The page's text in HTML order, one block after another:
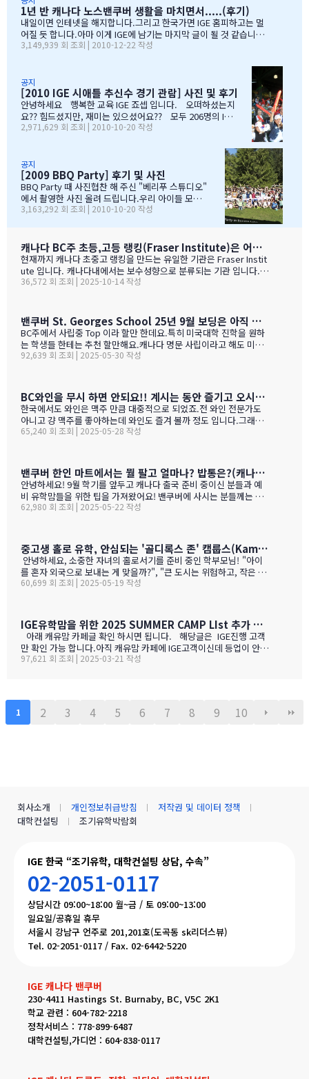
CHOOL 부서에 김미정선생님, 박숙희 선생님 그리고 코퀴틀람 사
무실에 김의정팀장님, 김예경님 진심을 감사드립니다. 마지막으
로 요번 행사를 진행해주신 전준성 본부장님께 감사드리며, 이벤트
까지 준비해주신 본부장님 수고많으셨습니다. " 스키 이벤트" 꼭
들은 댓글로 남겨주시면, 카톡 혹은 메일로 보내드리겠습니다. 감
사합니다.…
1년 반 캐나다 노스밴쿠버 생활을 마치면서.....(후기)
내일이면 인테넷을 해지합니다.그리고 한국가면 IGE 홈피하고는 멀
어질 듯 합니다.아마 이게 IGE에 남기는 마지막 글이 될 것 같습니다
1년 반동안의 시간...저희 아이들에게 너무 소중한 시간이였습니다.
선택이였는데......추천 받은 세 군 데 중에서 선택한 IGE.....서비스
마인드가 확실하고 고객을 끝까지 책임질 줄 아는 회사였습니다.한
국 학생이 적은 웨스트 벤쿠버. 그리고 정 사장님이 추천해주신 caulf
eild.....최고의 선택이였습니다. 아이들은 지난 주 부터 계속 farew
ell party입니다.지난 주에 큰애는 6학년 남자 애들 모두 모여서 이번
에 떠나는 한국 아이 2명을 위한 피자파티에 참석하였고 이번 주는 6
학년 아이들끼리 노벤에 있는 레이저텍에서 번개 모임을 하고 놀다가
왔습니다.둘째는 친했던 친구들 집에 초대를 받아서 4명의 친구와 돌
아가면서 sleep over하느라 집에 들어오질 않습니…
3,149,939 회 조회 | 2010-12-22 작성
공지
[2010 IGE 시애틀 추신수 경기 관람] 사진 및 후기
안녕하세요 행복한 교육 IGE 죠셉 입니다. 오떠하셨는지
요?? 힘드셨지만, 재미는 있으셨어요?? 모두 206명의 IGE
가족분들이 참석하셨으며, 무사히 이벤트 마무리되었습니
습니다. 감사합니다...꾸벅!!! 이른 아침부터 준비하시고,
국경에서 장작 3시간동안 시간이 걸리셨고....오마이갓~!!!
그래두 미국땅은 밟아보았죠~~추신수도 보고~~야구경기도
보고~~~따뜻한 햇빛아래에서 시원한 맥주도....ㅋㅋㅋ ^^
아버님/어머님들의 여유스러운 모습에 저 또한 신나드라고
요~~~응원도 힘차게 하며...단지 추신수 선수가 뒷 돌아보지
않아서 아쉬웠지만...........( 쫌~~ 뒤를 돌아보고 손 한번 흔
떠나면 고생이죠??? ㅋㅋㅋㅋㅋㅋ …
2,971,629 회 조회 | 2010-10-20 작성
공지
[2009 BBQ Party] 후기 및 사진
BBQ Party 때 사진협찬 해 주신 "베리푸 스튜디오"
에서 촬영한 사진 올려 드립니다.우리 아이들 모
습 잘 찾아 보세요..혹시나 빠진 가족이 있더라도 용
3,163,292 회 조회 | 2010-10-20 작성
캐나다 BC주 초등,고등 랭킹(Fraser Institute)은 어떻게 만들어 지나 ?
현재까지 캐나다 초중고 랭킹을 만드는 유일한 기관은 Fraser Instit
ute 입니다. 캐나다내에서는 보수성향으로 분류되는 기관 입니다.
하여간일반적으로 학교 랭킹 하면 학교의 성적 그러니까 표준 시험결
고등학교의 경우 (9개 지표):평균 시험 점수 (Average exam mark)
졸업률 (Diploma completion rate)학생당 이수 과목 수 (Courses
taken per student)진급 지연율 (Delayed advancement rate)
시험 낙제율 (Percentage of exams failed)학교 vs 시험 점수 차
이 (School vs. exam mark difference) 7-9. 성별 격차 지표 3개
36,572 회 조회 | 2025-10-14 작성
밴쿠버 St. Georges School 25년 9월 보딩은 아직 자리가 있다고 하네요.
BC주에서 사립중 Top 이라 할만 한데요.특히 미국대학 진학을 원하
는 학생들 한테는 추천 할만해요.캐나다 명문 사립이라고 해도 미국
대학 진학은 그저그런 학교도 많거던요.이학교가 하여간 학비+보딩
ent TuitionCanadian Students$73,500American / Mexican / or
Non-Resident Canadian Students$84,000International Stude
nts$99,500
92,639 회 조회 | 2025-05-30 작성
BC와인을 무시 하면 안되요!! 계시는 동안 즐기고 오시기를 바랍니다. (밴쿠버에서 소주는 얼마?)
한국에서도 와인은 맥주 만큼 대중적으로 되었죠.전 와인 전문가도
아니고 걍 맥주를 좋아하는데 와인도 즐겨 볼까 정도 입니다.그래도
와인을 이것 저것 10년넘게 먹다 보니 캐나다, 미국 와인이 유럽산 대
나가 술을 마트,편의점에서 팔지 않고 따로 리쿼스토어나 와인 N 비
어 스토어만 가야 살수 있다는 것이죠.하여간 이번에는 BC와인 장점
을 한번 알아볼게요. GPT가 정리 해본 글이에요. 한번 보세요.그리고
어떤 와인이 있나? 아래 사진으로 함 보세요.ㅎㅎ 그리고 밴쿠버에서
파는 한국 소주 종류와 가격도 함 보세요. 당연 한국보다 비싸죠!!!1.
0-15 % 길고, 일교차가 커 산도가 살아 있음. 서늘한 밤 덕분에 과일
향이 …
65,240 회 조회 | 2025-05-28 작성
밴쿠버 한인 마트에서는 뭘 팔고 얼마나? 밥통은?(캐나다 출국 준비 중이신 분들과 예비 유학맘들을 위한)
안녕하세요! 9월 학기를 앞두고 캐나다 출국 준비 중이신 분들과 예
비 유학맘들을 위한 팁을 가져왔어요! 밴쿠버에 사시는 분들께는 이
미 익숙한 정보일 수도 있지만, 처음 가시는 분들께는 정말 유용할 거
하지만, 밴쿠버 지역에서는 한남마트도 있죠. (홍보글 절대 아님 ㅋ
ㅋ)사진들을 보시면서 가격대와 어떤 물건들이 있는지 미리 체크해
보세요!특히 주목할 점은 전기밥솥인데요, 한국에서 가져간 제품은
전압이 달라서 사용할 수 없어서 어쩔 수 없이 현지에서 새로 구입해
야 하는 것중 하나 일수 있죠? 하기는 요새는 워낙 밥들을 먹지 않다
62,980 회 조회 | 2025-05-22 작성
중고생 홀로 유학, 안심되는 '골디록스 존' 캠룹스(Kamloops)가 정답입니다
를 혼자 외국으로 보내는 게 맞을까?", "큰 도시는 위험하고, 작은 도
시는 교육환경이 부족할까?" 이런 고민으로 밤잠 설치시죠? 오늘은
록스 존이란 '너무 크지도 작지도 않은, 딱 적당한 환경'을 말해요. 아
이 혼자 유학가기에 캠룹스가 딱 맞는 이유, 함께 알아볼까요? ?️ 아
이 혼자서도 쉽게 적응할 수 있는 도시 규모 인구 약 1…
60,699 회 조회 | 2025-05-19 작성
IGE유학맘을 위한 2025 SUMMER CAMP LIst 추가 되었습니다.
아래 캐유맘 카페글 확인 하시면 됩니다. 해당글은 IGE진행 고객
만 확인 가능 합니다.아직 캐유맘 카페에 IGE고객이신데 등업이 안된
분들은 등업 신청 해주시기 바랍니다. 해당글 바로 가기 --> http
97,621 회 조회 | 2025-03-21 작성
1 2 3 4 5 6 7 8 9 10
IGE 한국 “조기유학, 대학컨설팅 상담, 수속”
02-2051-0117
상담시간 09:00~18:00 월~금 / 토 09:00~13:00
일요일/공휴일 휴무
서울시 강남구 언주로 201,201호(도곡동 sk리더스뷰)
Tel. 02-2051-0117 / Fax. 02-6442-5220
IGE 캐나다 밴쿠버
230-4411 Hastings St. Burnaby, BC, V5C 2K1
학교 관련 : 604-782-2218
정착서비스 : 778-899-6487
대학컨설팅,가디언 : 604-838-0117
회사소개 개인정보취급방침
저작권 및 데이터 정책
대학컨설팅
조기유학박람회